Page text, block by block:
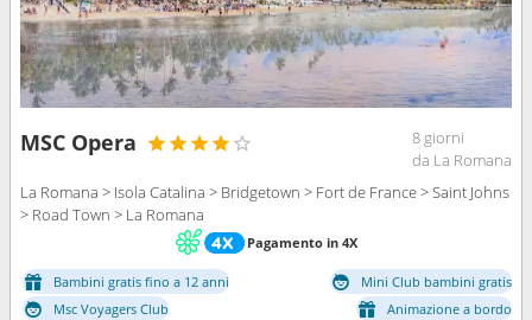
MSC Opera
8 giorni
da La Romana
La Romana > Isola Catalina > Bridgetown > Fort de France > Saint Johns
> Road Town > La Romana
Pagamento in 4X
Bambini gratis fino a 12 anni
Mini Club bambini gratis
Msc Voyagers Club
Animazione a bordo